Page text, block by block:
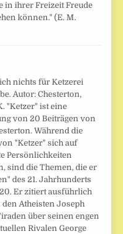
in ihrer Freizeit Freude
können." (E. M.
nichts für Ketzerei
Autor: Chesterton,
"Ketzer" ist eine
von 20 Beiträgen von
Während die
"Ketzer" sich auf
Persönlichkeiten
sind die Themen, die er
des 21. Jahrhunderts
Er zitiert ausführlich
Atheisten Joseph
über seinen engen
Rivalen George